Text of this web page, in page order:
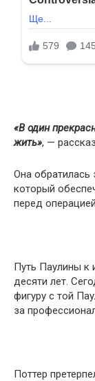
«В один
жить», —
Она обратилась
который
перед
Путь Паулины к
десяти лет.
фигуру с той
за
Поттер